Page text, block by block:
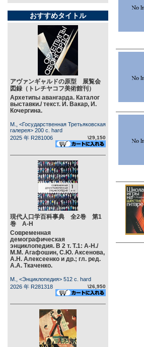
おすすめタイトル
アヴァンギャルドの原型 展覧会
図録（トレチヤコフ美術館刊）
Архетипы авангарда. Каталог
выставки./ текст. И. Вакар, И.
Кочергина.
М., <Государственная Третьяковская
галерея> 200 c. hard
2025 年 R281006
\29,150
現代人口学百科事典 全2巻 第1
巻 А-Н
Современная
демографическая
энциклопедия. В 2 т. Т.1: А-Н./
М.М. Агафошин, С.Ю. Аксенова,
А.Н. Алексеенко и др.; гл. ред.
А.А. Ткаченко.
М., <Энциклопедия> 512 c. hard
2026 年 R281318
\26,950